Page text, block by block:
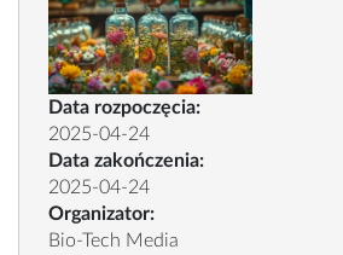
Data rozpoczęcia:
2025-04-24
Data zakończenia:
2025-04-24
Organizator:
Bio-Tech Media